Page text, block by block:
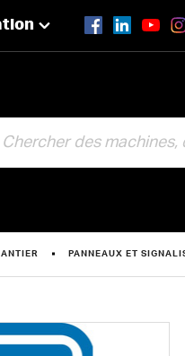
PANNEAUX ET